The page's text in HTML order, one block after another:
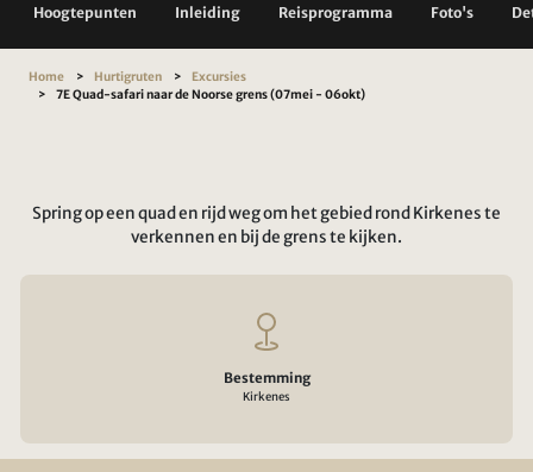
Hoogtepunten Inleiding Reisprogramma Foto's
Home Hurtigruten
Excursies
7E Quad-safari naar de Noorse grens (07mei - 06okt)
Spring op een quad en rijd weg om het gebied rond Kirkenes te
verkennen en bij de grens te kijken.
Bestemming
Kirkenes